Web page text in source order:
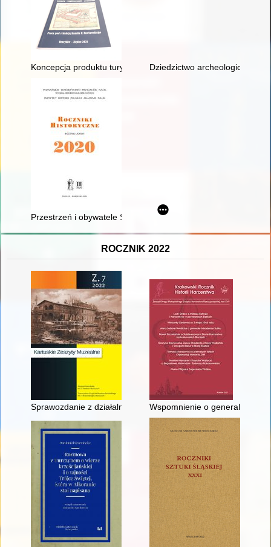
Koncepcja produktu turystycznego Szlak Księgi Henrykowskiej
Dziedzictwo archeologiczne
Przestrzeń i obywatele Starej Warszawy od schyłku XV wieku
ROCZNIK 2022
Sprawozdanie z działalności merytorycznej Muzeum
Wspomnienie o generale